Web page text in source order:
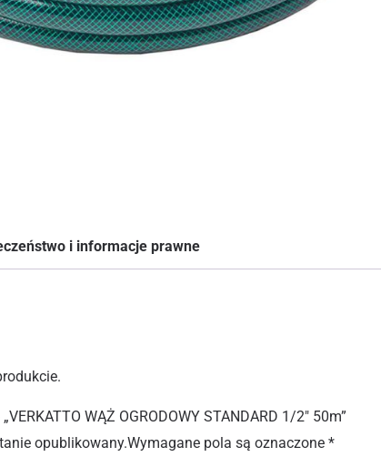
i informacje prawne
WĄŻ OGRODOWY STANDARD 1/2″ 50m”
opublikowany.Wymagane pola są oznaczone *